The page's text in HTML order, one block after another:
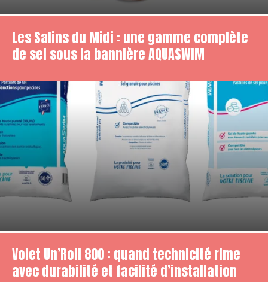
Les Salins du Midi : une gamme complète
de sel sous la bannière AQUASWIM
Volet Un’Roll 800 : quand technicité rime
avec durabilité et facilité d’installation